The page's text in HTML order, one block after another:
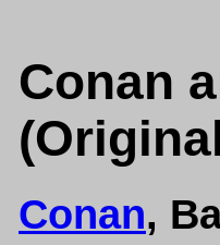
Conan
Conan,